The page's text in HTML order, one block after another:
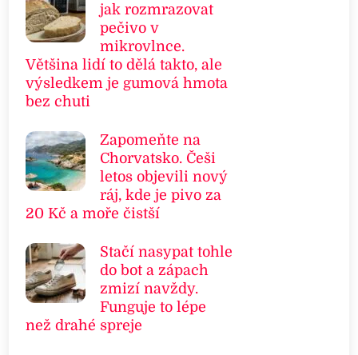
jak rozmrazovat
pečivo v
mikrovlnce.
Většina lidí to dělá takto, ale
výsledkem je gumová hmota
bez chuti
Zapomeňte na
Chorvatsko. Češi
letos objevili nový
ráj, kde je pivo za
20 Kč a moře čistší
Stačí nasypat tohle
do bot a zápach
zmizí navždy.
Funguje to lépe
než drahé spreje